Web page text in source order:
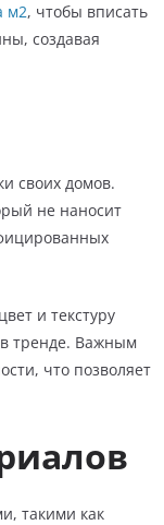
м2, чтобы вписать
создавая
своих домов.
не наносит
и текстуру
тренде. Важным
что позволяет
такими как